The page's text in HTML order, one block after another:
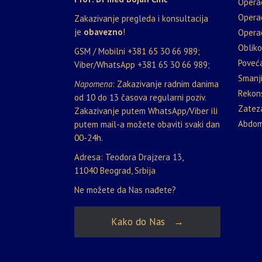
Zakazivanje pregleda i konsultacija
je obavezno!
GSM / Mobilni +381 65 30 66 989;
Viber/WhatsApp +381 65 30 66 989;
Napomena: Zakazivanje radnim danima
od 10 do 13 časova regularni poziv.
Zakazivanje putem WhatsApp/Viber ili
putem mail-a možete obaviti svaki dan
00-24h.
Adresa: Teodora Drajzera 13,
11040 Beograd, Srbija
Ne možete da Nas nađete?
Kako do Nas →